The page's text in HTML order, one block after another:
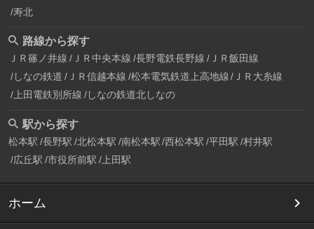
寿北
路線から探す
ＪＲ篠ノ井線 ＪＲ中央本線 長野電鉄長野線 ＪＲ飯田線
しなの鉄道 ＪＲ信越本線 松本電気鉄道上高地線
ＪＲ大糸線
上田電鉄別所線 しなの鉄道北しなの
駅から探す
松本駅 長野駅 北松本駅 南松本駅 西松本駅 平田駅 村井駅
広丘駅 市役所前駅 上田駅
ホーム